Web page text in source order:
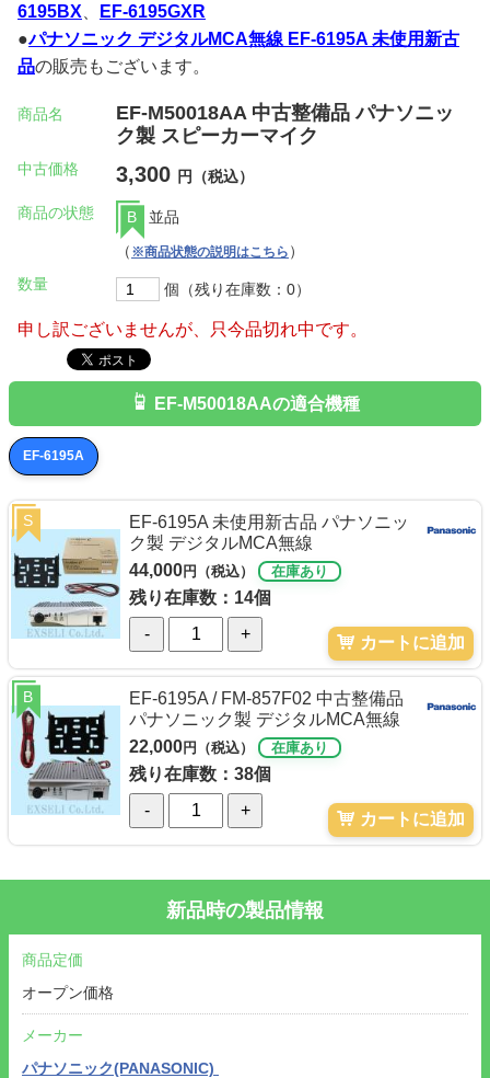
6195BX
EF-6195GXR
●パナソニック デジタルMCA無線 EF-6195A 未使用新古
品の販売もございます。
商品名
EF-M50018AA 中古整備品 パナソニッ
ク製 スピーカーマイク
中古価格 3,300 円（税込）
商品の状態 B
並品
（ ※商品状態の説明はこちら ）
数量
個（残り在庫数：0）
申し訳ございませんが、只今品切れ中です。
EF-M50018AAの適合機種
EF-6195A
EF-6195A 未使用新古品 パナソニッ
ク製 デジタルMCA無線
44,000円（税込） 在庫あり
残り在庫数：14個
-
+ カートに追加
S
EF-6195A / FM-857F02 中古整備品
パナソニック製 デジタルMCA無線
22,000円（税込） 在庫あり
残り在庫数：38個
-
+ カートに追加
B
新品時の製品情報
商品定価
オープン価格
メーカー
パナソニック(PANASONIC)